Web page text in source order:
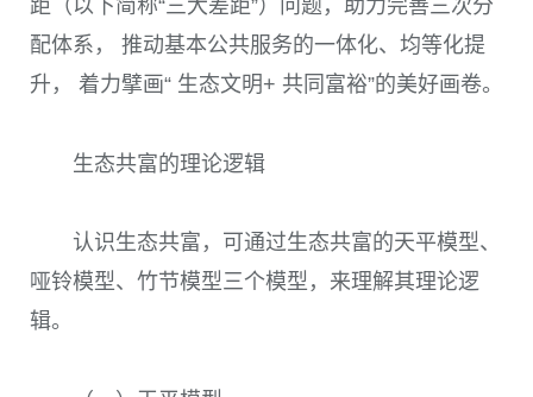
距（以下简称“三大差距”）问题，助力完善三次分
配体系， 推动基本公共服务的一体化、均等化提
升， 着力擘画“ 生态文明+ 共同富裕”的美好画卷。
生态共富的理论逻辑
认识生态共富，可通过生态共富的天平模型、
哑铃模型、竹节模型三个模型，来理解其理论逻
辑。